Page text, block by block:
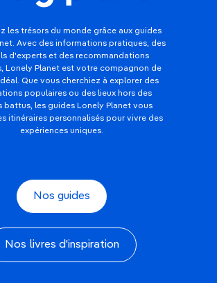
les trésors du monde grâce aux guides
Avec des informations pratiques, des
d'experts et des recommandations
Lonely Planet est votre compagnon de
Que vous cherchiez à explorer des
populaires ou des lieux hors des
battus, les guides Lonely Planet vous
itinéraires personnalisés pour vivre des
expériences uniques.
Nos guides
Nos livres d'inspiration